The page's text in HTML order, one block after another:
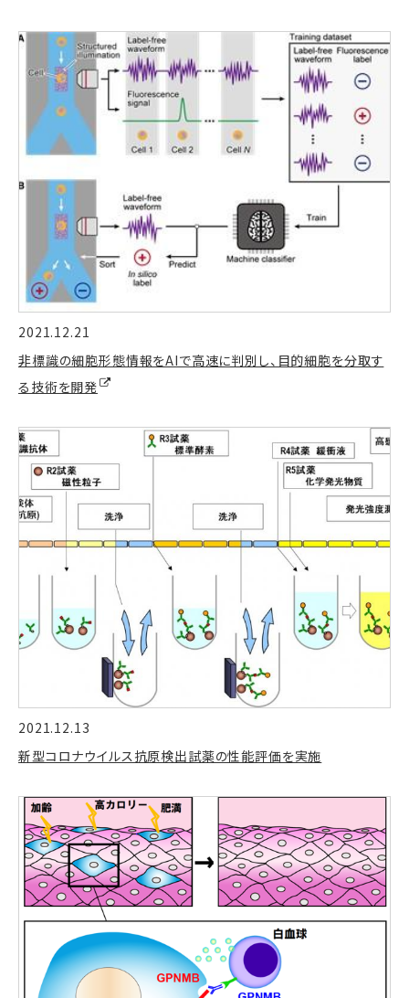
2021.12.21
非標識の細胞形態情報をAIで高速に判別し、目的細胞を分取す
る技術を開発
2021.12.13
新型コロナウイルス抗原検出試薬の性能評価を実施